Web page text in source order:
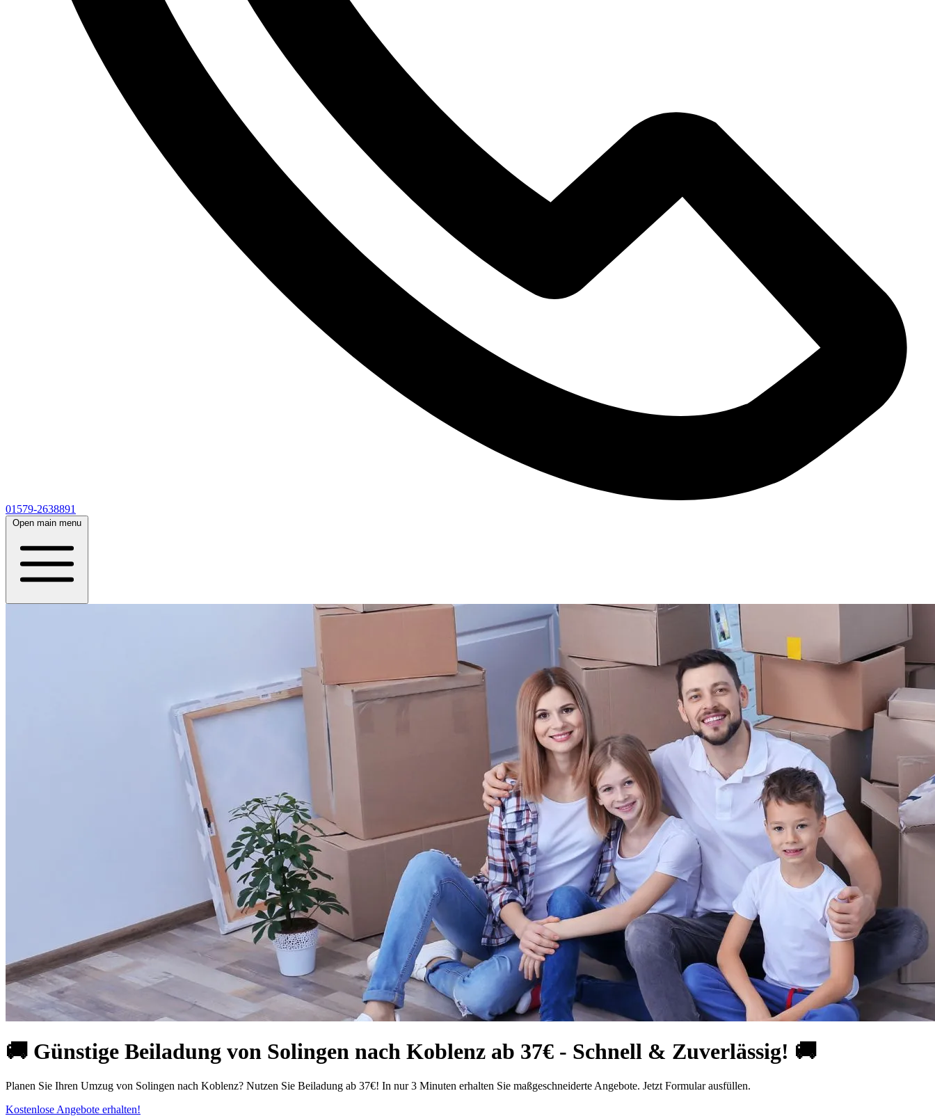
01579-2638891
Open main menu
🚚 Günstige Beiladung von Solingen nach Koblenz ab 37€ - Schnell & Zuverlässig! 🚚
Planen Sie Ihren Umzug von Solingen nach Koblenz? Nutzen Sie Beiladung ab 37€! In nur 3 Minuten erhalten Sie maßgeschneiderte Angebote. Jetzt Formular ausfüllen.
Kostenlose Angebote erhalten!